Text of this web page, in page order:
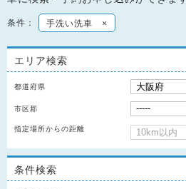
条件： 手洗い洗車 ×
エリア検索
都道府県
市区郡
指定場所からの距離
条件検索